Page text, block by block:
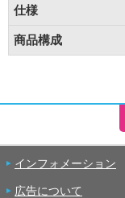
仕様
商品構成
インフォメーション
広告について